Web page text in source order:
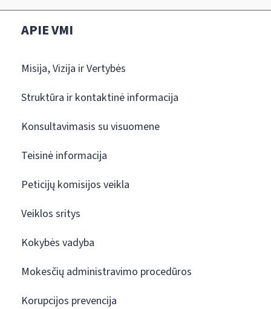
APIE VMI
Misija, Vizija ir Vertybės
Struktūra ir kontaktinė informacija
Konsultavimasis su visuomene
Teisinė informacija
Peticijų komisijos veikla
Veiklos sritys
Kokybės vadyba
Mokesčių administravimo procedūros
Korupcijos prevencija